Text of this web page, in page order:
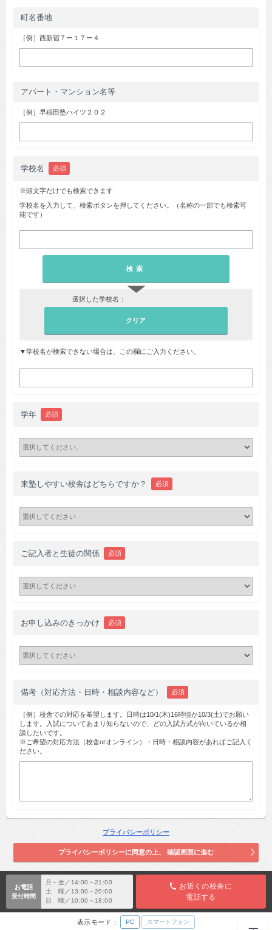
町名番地
［例］西新宿７ー１７ー４
アパート・マンション名等
［例］早稲田塾ハイツ２０２
学校名 必須
※頭文字だけでも検索できます
学校名を入力して、検索ボタンを押してください。（名称の一部でも検索可
能です）
選択した学校名：
▼学校名が検索できない場合は、この欄にご入力ください。
学年 必須
来塾しやすい校舎はどちらですか？ 必須
ご記入者と生徒の関係 必須
お申し込みのきっかけ 必須
備考（対応方法・日時・相談内容など） 必須
［例］校舎での対応を希望します。日時は10/1(木)16時頃か10/3(土)でお願い
します。入試についてあまり知らないので、どの入試方式が向いているか相
談したいです。
※ご希望の対応方法（校舎orオンライン）・日時・相談内容があればご記入く
ださい。
プライバシーポリシー
お電話
受付時間
月～金／14:00～21:00
土 曜／13:00～20:00
日 曜／10:00～18:00
お近くの校舎に
電話する
表示モード： PC スマートフォン